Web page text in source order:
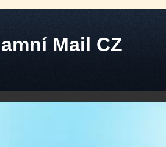
Mail CZ